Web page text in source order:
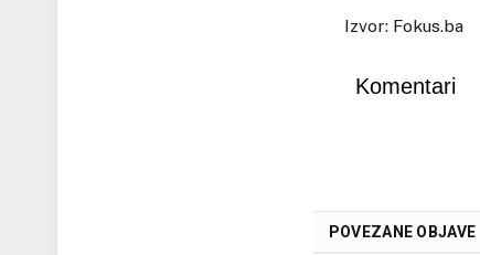
Izvor: Fokus.ba
Komentari
POVEZANE OBJAVE